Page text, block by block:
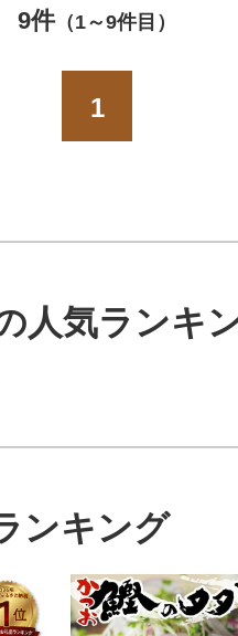
9件（1～9件目）
1
人気ランキ
ンキング